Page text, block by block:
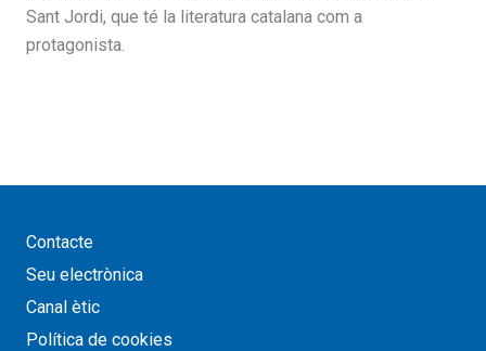
Sant Jordi, que té la literatura catalana com a
protagonista.
Contacte
Seu electrònica
Canal ètic
Política de cookies